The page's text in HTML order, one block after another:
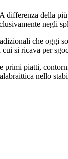
della
negli
che oggi
si ricava per
piatti,
nello